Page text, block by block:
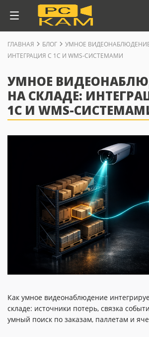
ГЛАВНАЯ БЛОГ
УМНОЕ
ИНТЕГРАЦИЯ С 1С И WMS-СИСТЕМАМИ
УМНОЕ
НА СКЛАДЕ:
1С И WMS-
Как умное видеонаблюдение
складе: источники потерь, связка
умный поиск по заказам, паллетам и